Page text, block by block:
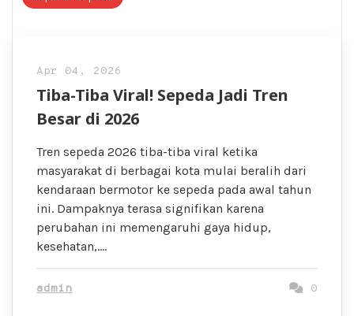
Apr 04, 2026
Tiba-Tiba Viral! Sepeda Jadi Tren
Besar di 2026
Tren sepeda 2026 tiba-tiba viral ketika
masyarakat di berbagai kota mulai beralih dari
kendaraan bermotor ke sepeda pada awal tahun
ini. Dampaknya terasa signifikan karena
perubahan ini memengaruhi gaya hidup,
kesehatan,….
admin 0